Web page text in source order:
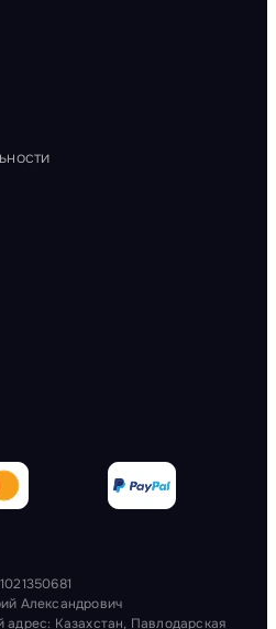
Александрович
Казахстан, Павлодарская